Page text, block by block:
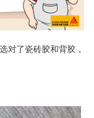
对了瓷砖胶和背胶，